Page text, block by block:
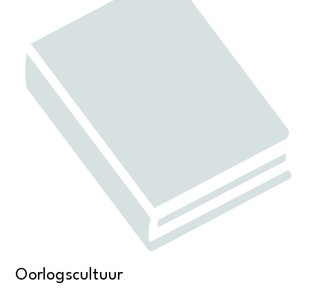
Oorlogscultuur